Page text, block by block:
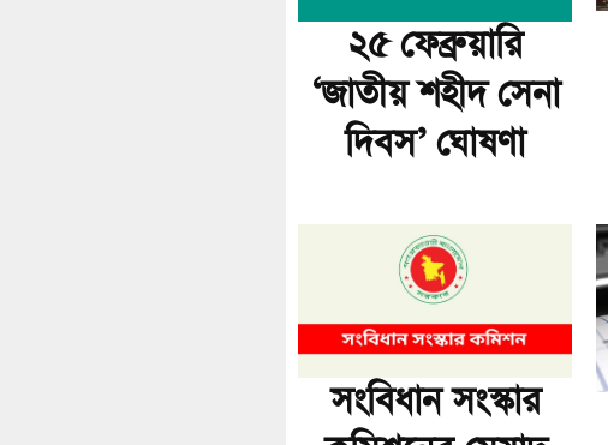
২৫ ফেব্রুয়ারি
‘জাতীয় শহীদ সেনা
দিবস’ ঘোষণা
সংবিধান সংস্কার